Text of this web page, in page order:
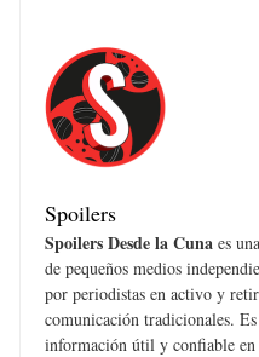
Spoilers
Spoilers Desde la Cuna es
de pequeños medios
por periodistas en activo y
comunicación tradicionales.
información útil y confiable en